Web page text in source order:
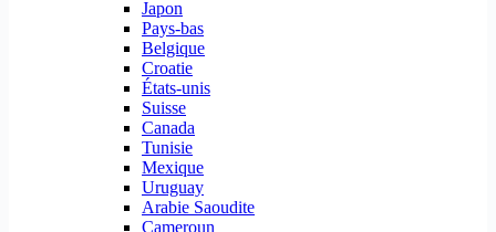
Japon
Pays-bas
Belgique
Croatie
États-unis
Suisse
Canada
Tunisie
Mexique
Uruguay
Arabie Saoudite
Cameroun